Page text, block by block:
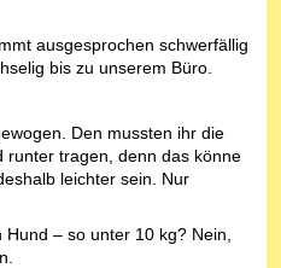
ausgesprochen schwerfällig
bis zu unserem Büro.
Den mussten ihr die
runter tragen, denn das könne
leichter sein. Nur
– so unter 10 kg? Nein,